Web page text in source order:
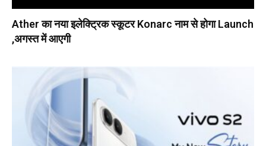
Ather का नया इलेक्ट्रिक स्कूटर Konarc नाम से होगा Launch
,अगस्त में आएगी